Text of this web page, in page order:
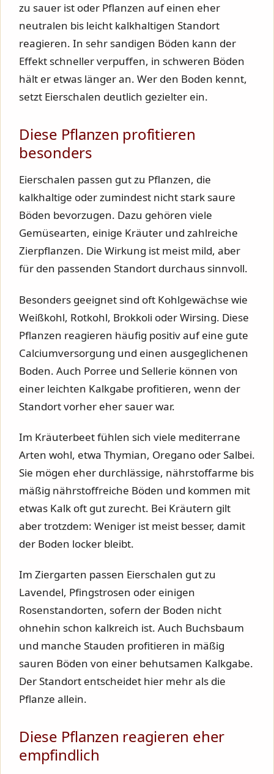
zu sauer ist oder Pflanzen auf einen eher
neutralen bis leicht kalkhaltigen Standort
reagieren. In sehr sandigen Böden kann der
Effekt schneller verpuffen, in schweren Böden
hält er etwas länger an. Wer den Boden kennt,
setzt Eierschalen deutlich gezielter ein.
Diese Pflanzen profitieren
besonders
Eierschalen passen gut zu Pflanzen, die
kalkhaltige oder zumindest nicht stark saure
Böden bevorzugen. Dazu gehören viele
Gemüsearten, einige Kräuter und zahlreiche
Zierpflanzen. Die Wirkung ist meist mild, aber
für den passenden Standort durchaus sinnvoll.
Besonders geeignet sind oft Kohlgewächse wie
Weißkohl, Rotkohl, Brokkoli oder Wirsing. Diese
Pflanzen reagieren häufig positiv auf eine gute
Calciumversorgung und einen ausgeglichenen
Boden. Auch Porree und Sellerie können von
einer leichten Kalkgabe profitieren, wenn der
Standort vorher eher sauer war.
Im Kräuterbeet fühlen sich viele mediterrane
Arten wohl, etwa Thymian, Oregano oder Salbei.
Sie mögen eher durchlässige, nährstoffarme bis
mäßig nährstoffreiche Böden und kommen mit
etwas Kalk oft gut zurecht. Bei Kräutern gilt
aber trotzdem: Weniger ist meist besser, damit
der Boden locker bleibt.
Im Ziergarten passen Eierschalen gut zu
Lavendel, Pfingstrosen oder einigen
Rosenstandorten, sofern der Boden nicht
ohnehin schon kalkreich ist. Auch Buchsbaum
und manche Stauden profitieren in mäßig
sauren Böden von einer behutsamen Kalkgabe.
Der Standort entscheidet hier mehr als die
Pflanze allein.
Diese Pflanzen reagieren eher
empfindlich